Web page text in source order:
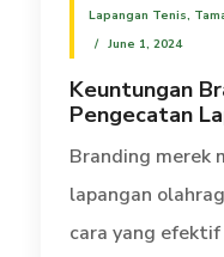
Lapangan Tenis,
June 1, 2024
Keuntungan
Pengecatan
Branding merek
lapangan
cara yang